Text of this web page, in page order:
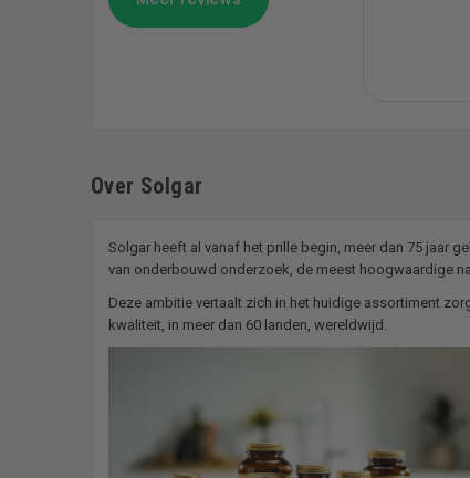
Over Solgar
Solgar heeft al vanaf het prille begin, meer dan 75 jaar
van onderbouwd onderzoek, de meest hoogwaardige
Deze ambitie vertaalt zich in het huidige assortiment
kwaliteit, in meer dan 60 landen, wereldwijd.